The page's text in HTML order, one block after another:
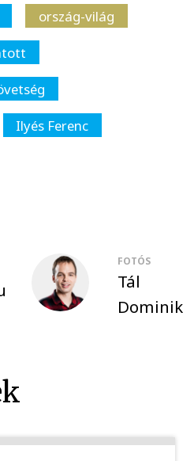
ország-világ
Ilyés Ferenc
FOTÓS
Tál
Dominik